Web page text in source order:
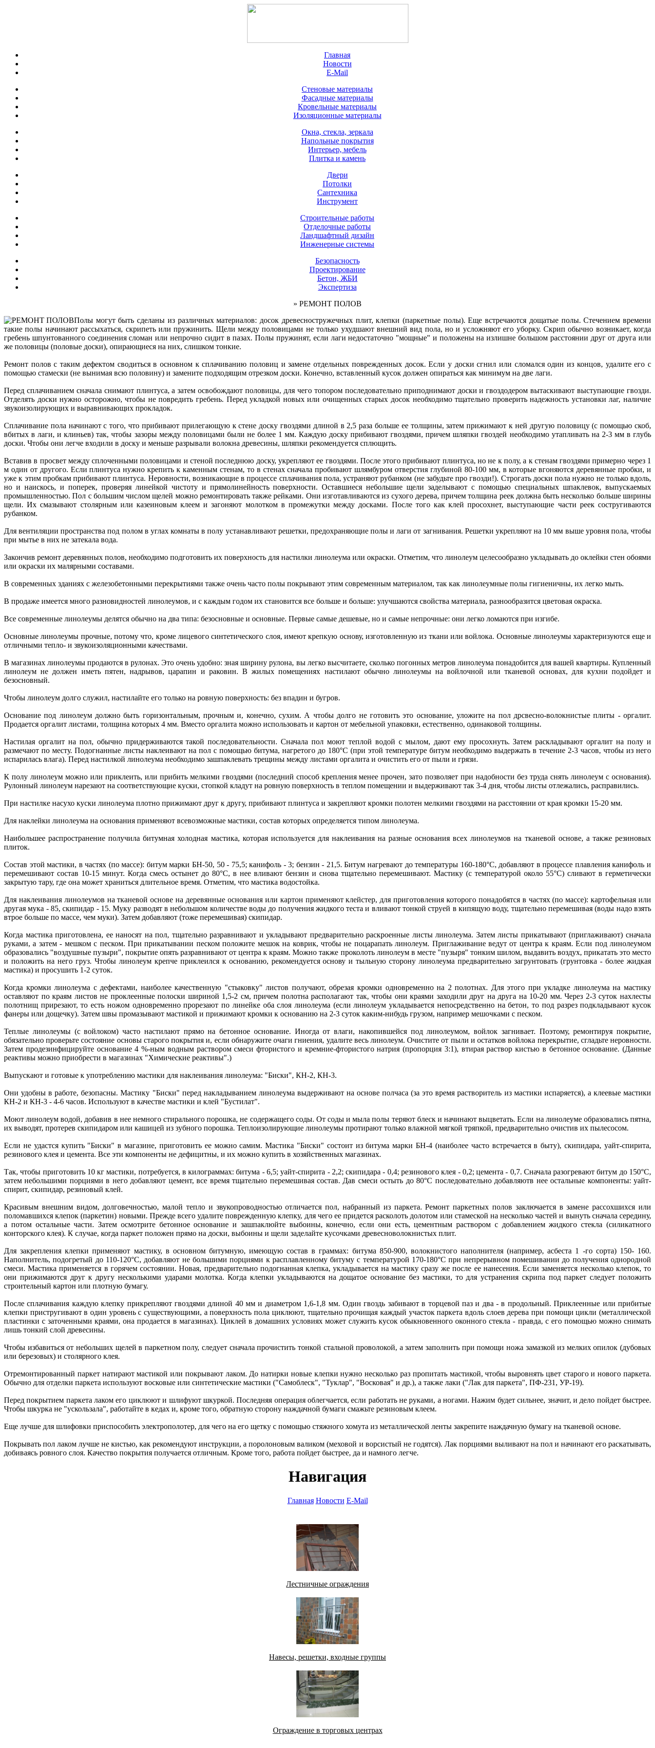
Главная
Новости
E-Mail
Стеновые материалы
Фасадные материалы
Кровельные материалы
Изоляционные материалы
Окна, стекла, зеркала
Напольные покрытия
Интерьер, мебель
Плитка и камень
Двери
Потолки
Сантехника
Инструмент
Строительные работы
Отделочные работы
Ландшафтный дизайн
Инженерные системы
Безопасность
Проектирование
Бетон, ЖБИ
Экспертиза
» РЕМОНТ ПОЛОВ
Полы могут быть сделаны из различных материалов: досок древесностружечных плит, клепки (паркетные полы). Еще встречаются дощатые полы. Стечением времени
такие полы начинают рассыхаться, скрипеть или пружинить. Щели между половицами не только ухудшают внешний вид пола, но и усложняют его уборку. Скрип обычно возникает, когда
гребень шпунтованного соединения сломан или непрочно сидит в пазах. Полы пружинят, если лаги недостаточно "мощные" и положены на излишне большом расстоянии друг от друга или
же половицы (половые доски), опирающиеся на них, слишком тонкие.
Ремонт полов с таким дефектом сводиться в основном к сплачиванию половиц и замене отдельных поврежденных досок. Если у доски сгнил или сломался один из концов, удалите его с
помощью стамески (не вынимая всю половину) и замените подходящим отрезком доски. Конечно, вставленный кусок должен опираться как минимум на две лаги.
Перед сплачиванием сначала снимают плинтуса, а затем освобождают половицы, для чего топором последовательно приподнимают доски и гвоздодером вытаскивают выступающие гвозди.
Отделять доски нужно осторожно, чтобы не повредить гребень. Перед укладкой новых или очищенных старых досок необходимо тщательно проверить надежность установки лаг, наличие
звукоизолирующих и выравнивающих прокладок.
Сплачивание пола начинают с того, что прибивают прилегающую к стене доску гвоздями длиной в 2,5 раза больше ее толщины, затем прижимают к ней другую половицу (с помощью скоб,
вбитых в лаги, и клиньев) так, чтобы зазоры между половицами были не более 1 мм. Каждую доску прибивают гвоздями, причем шляпки гвоздей необходимо утапливать на 2-3 мм в глубь
доски. Чтобы они легче входили в доску и меньше разрывали волокна древесины, шляпки рекомендуется сплющить.
Вставив в просвет между сплоченными половицами и стеной последнюю доску, укрепляют ее гвоздями. После этого прибивают плинтуса, но не к полу, а к стенам гвоздями примерно через 1
м один от другого. Если плинтуса нужно крепить к каменным стенам, то в стенах сначала пробивают шлямбуром отверстия глубиной 80-100 мм, в которые вгоняются деревянные пробки, и
уже к этим пробкам прибивают плинтуса. Неровности, возникающие в процессе сплачивания пола, устраняют рубанком (не забудьте про гвозди!). Строгать доски пола нужно не только вдоль,
но и наискось, и поперек, проверяя линейкой чистоту и прямолинейность поверхности. Оставшиеся небольшие щели заделывают с помощью специальных шпаклевок, выпускаемых
промышленностью. Пол с большим числом щелей можно ремонтировать также рейками. Они изготавливаются из сухого дерева, причем толщина реек должна быть несколько больше ширины
щели. Их смазывают столярным или казеиновым клеем и загоняют молотком в промежутки между досками. После того как клей просохнет, выступающие части реек состругиваются
рубанком.
Для вентиляции пространства под полом в углах комнаты в полу устанавливают решетки, предохраняющие полы и лаги от загнивания. Решетки укрепляют на 10 мм выше уровня пола, чтобы
при мытье в них не затекала вода.
Закончив ремонт деревянных полов, необходимо подготовить их поверхность для настилки линолеума или окраски. Отметим, что линолеум целесообразно укладывать до оклейки стен обоями
или окраски их малярными составами.
В современных зданиях с железобетонными перекрытиями также очень часто полы покрывают этим современным материалом, так как линолеумные полы гигиеничны, их легко мыть.
В продаже имеется много разновидностей линолеумов, и с каждым годом их становится все больше и больше: улучшаются свойства материала, разнообразится цветовая окраска.
Все современные линолеумы делятся обычно на два типа: безосновные и основные. Первые самые дешевые, но и самые непрочные: они легко ломаются при изгибе.
Основные линолеумы прочные, потому что, кроме лицевого синтетического слоя, имеют крепкую основу, изготовленную из ткани или войлока. Основные линолеумы характеризуются еще и
отличными тепло- и звукоизоляционными качествами.
В магазинах линолеумы продаются в рулонах. Это очень удобно: зная ширину рулона, вы легко высчитаете, сколько погонных метров линолеума понадобится для вашей квартиры. Купленный
линолеум не должен иметь пятен, надрывов, царапин и раковин. В жилых помещениях настилают обычно линолеумы на войлочной или тканевой основах, для кухни подойдет и
безосновный.
Чтобы линолеум долго служил, настилайте его только на ровную поверхность: без впадин и бугров.
Основание под линолеум должно быть горизонтальным, прочным и, конечно, сухим. А чтобы долго не готовить это основание, уложите на пол дрсвесно-волокнистые плиты - оргалит.
Продается оргалит листами, толщина которых 4 мм. Вместо оргалита можно использовать и картон от мебельной упаковки, естественно, одинаковой толщины.
Настилая оргалит на пол, обычно придерживаются такой последовательности. Сначала пол моют теплой водой с мылом, дают ему просохнуть. Затем раскладывают оргалит на полу и
размечают по месту. Подогнанные листы наклеивают на пол с помощью битума, нагретого до 180°С (при этой температуре битум необходимо выдержать в течение 2-3 часов, чтобы из него
испарилась влага). Перед настилкой линолеума необходимо зашпаклевать трещины между листами оргалита и очистить его от пыли и грязи.
К полу линолеум можно или приклеить, или прибить мелкими гвоздями (последний способ крепления менее прочен, зато позволяет при надобности без труда снять линолеум с основания).
Рулонный линолеум нарезают на соответствующие куски, стопкой кладут на ровную поверхность в теплом помещении и выдерживают так 3-4 дня, чтобы листы отлежались, расправились.
При настилке насухо куски линолеума плотно прижимают друг к другу, прибивают плинтуса и закрепляют кромки полотен мелкими гвоздями на расстоянии от края кромки 15-20 мм.
Для наклейки линолеума на основания применяют всевозможные мастики, состав которых определяется типом линолеума.
Наибольшее распространение получила битумная холодная мастика, которая используется для наклеивания на разные основания всех линолеумов на тканевой основе, а также резиновых
плиток.
Состав этой мастики, в частях (по массе): битум марки БН-50, 50 - 75,5; канифоль - 3; бензин - 21,5. Битум нагревают до температуры 160-180°С, добавляют в процессе плавления канифоль и
перемешивают состав 10-15 минут. Когда смесь остынет до 80°С, в нее вливают бензин и снова тщательно перемешивают. Мастику (с температурой около 55°С) сливают в герметически
закрытую тару, где она может храниться длительное время. Отметим, что мастика водостойка.
Для наклеивания линолеумов на тканевой основе на деревянные основания или картон применяют клейстер, для приготовления которого понадобятся в частях (по массе): картофельная или
другая мука - 85, скипидар - 15. Муку разводят в небольшом количестве воды до получения жидкого теста и вливают тонкой струей в кипящую воду, тщательно перемешивая (воды надо взять
втрое больше по массе, чем муки). Затем добавляют (тоже перемешивая) скипидар.
Когда мастика приготовлена, ее наносят на пол, тщательно разравнивают и укладывают предварительно раскроенные листы линолеума. Затем листы прикатывают (приглаживают) сначала
руками, а затем - мешком с песком. При прикатывании песком положите мешок на коврик, чтобы не поцарапать линолеум. Приглаживание ведут от центра к краям. Если под линолеумом
образовались "воздушные пузыри", покрытие опять разравнивают от центра к краям. Можно также проколоть линолеум в месте "пузыря" тонким шилом, выдавить воздух, прикатать это место
и положить на него груз. Чтобы линолеум крепче приклеился к основанию, рекомендуется основу и тыльную сторону линолеума предварительно загрунтовать (грунтовка - более жидкая
мастика) и просушить 1-2 суток.
Когда кромки линолеума с дефектами, наиболее качественную "стыковку" листов получают, обрезая кромки одновременно на 2 полотнах. Для этого при укладке линолеума на мастику
оставляют по краям листов не проклеенные полоски шириной 1,5-2 см, причем полотна располагают так, чтобы они краями заходили друг на друга на 10-20 мм. Через 2-3 суток нахлесты
полотнищ прирезают, то есть ножом одновременно прорезают по линейке оба слоя линолеума (если линолеум укладывается непосредственно на бетон, то под разрез подкладывают кусок
фанеры или дощечку). Затем швы промазывают мастикой и прижимают кромки к основанию на 2-3 суток каким-нибудь грузом, например мешочками с песком.
Теплые линолеумы (с войлоком) часто настилают прямо на бетонное основание. Иногда от влаги, накопившейся под линолеумом, войлок загнивает. Поэтому, ремонтируя покрытие,
обязательно проверьте состояние основы старого покрытия и, если обнаружите очаги гниения, удалите весь линолеум. Очистите от пыли и остатков войлока перекрытие, сгладьте неровности.
Затем продезинфицируйте основание 4 %-ным водным раствором смеси фтористого и кремние-фтористого натрия (пропорция 3:1), втирая раствор кистью в бетонное основание. (Данные
реактивы можно приобрести в магазинах "Химические реактивы".)
Выпускают и готовые к употреблению мастики для наклеивания линолеума: "Биски", КН-2, КН-3.
Они удобны в работе, безопасны. Мастику "Биски" перед накладыванием линолеума выдерживают на основе полчаса (за это время растворитель из мастики испаряется), а клеевые мастики
КН-2 и КН-3 - 4-6 часов. Используют в качестве мастики и клей "Бустилат".
Моют линолеум водой, добавив в нее немного стирального порошка, не содержащего соды. От соды и мыла полы теряют блеск и начинают выцветать. Если на линолеуме образовались пятна,
их выводят, протерев скипидаром или кашицей из зубного порошка. Теплоизолирующие линолеумы протирают только влажной мягкой тряпкой, предварительно очистив их пылесосом.
Если не удастся купить "Биски" в магазине, приготовить ее можно самим. Мастика "Биски" состоит из битума марки БН-4 (наиболее часто встречается в быту), скипидара, уайт-спирита,
резинового клея и цемента. Все эти компоненты не дефицитны, и их можно купить в хозяйственных магазинах.
Так, чтобы приготовить 10 кг мастики, потребуется, в килограммах: битума - 6,5; уайт-спирита - 2,2; скипидара - 0,4; резинового клея - 0,2; цемента - 0,7. Сначала разогревают битум до 150°С,
затем небольшими порциями в него добавляют цемент, все время тщательно перемешивая состав. Дав смеси остыть до 80°С последовательно добавляютв нее остальные компоненты: уайт-
спирит, скипидар, резиновый клей.
Красивым внешним видом, долговечностью, малой тепло и звукопроводностью отличается пол, набранный из паркета. Ремонт паркетных полов заключается в замене рассохшихся или
поломавшихся клепок (паркетин) новыми. Прежде всего удалите поврежденную клепку, для чего ее придется расколоть долотом или стамеской на несколько частей и вынуть сначала середину,
а потом остальные части. Затем осмотрите бетонное основание и зашпаклюйте выбоины, конечно, если они есть, цементным раствором с добавлением жидкого стекла (силикатного
конторского клея). К случае, когда паркет положен прямо на доски, выбоины и щели заделайте кусочками древесноволокнистых плит.
Для закрепления клепки применяют мастику, в основном битумную, имеющую состав в граммах: битума 850-900, волокнистого наполнителя (например, асбеста 1 -го copтa) 150- 160.
Наполнитель, подогретый до 110-120°С, добавляют не большими порциями к расплавленному битуму с температурой 170-180°С при непрерывном помешивании до получения однородной
смеси. Мастика применяется в горячем состоянии. Новая, предварительно подогнанная клепка, укладывается на мастику сразу же после ее нанесения. Если заменяется несколько клепок, то
они прижимаются друг к другу несколькими ударами молотка. Когда клепки укладываются на дощатое основание без мастики, то для устранения скрипа под паркет следует положить
строительный картон или плотную бумагу.
После сплачивания каждую клепку прикрепляют гвоздями длиной 40 мм и диаметром 1,6-1,8 мм. Один гвоздь забивают в торцевой паз и два - в продольный. Приклеенные или прибитые
клепки пристругивают в один уровень с существующими, а поверхность пола циклюют, тщательно прочищая каждый участок паркета вдоль слоев дерева при помощи цикли (металлической
пластинки с заточенными краями, она продается в магазинах). Циклей в домашних условиях может служить кусок обыкновенного оконного стекла - правда, с его помощью можно снимать
лишь тонкий слой древесины.
Чтобы избавиться от небольших щелей в паркетном полу, следует сначала прочистить тонкой стальной проволокой, а затем заполнить при помощи ножа замазкой из мелких опилок (дубовых
или березовых) и столярного клея.
Отремонтированный паркет натирают мастикой или покрывают лаком. До натирки новые клепки нужно несколько раз пропитать мастикой, чтобы выровнять цвет старого и нового паркета.
Обычно для отделки паркета используют восковые или синтетические мастики ("Самоблеск", "Туклар", "Восковая" и др.), а также лаки ("Лак для паркета", ПФ-231, УР-19).
Перед покрытием паркета лаком его циклюют и шлифуют шкуркой. Последняя операция облегчается, если работать не руками, а ногами. Нажим будет сильнее, значит, и дело пойдет быстрее.
Чтобы шкурка не "ускользала", работайте в кедах и, кроме того, обратную сторону наждачной бумаги смажьте резиновым клеем.
Еще лучше для шлифовки приспособить электрополотер, для чего на его щетку с помощью стяжного хомута из металлической ленты закрепите наждачную бумагу на тканевой основе.
Покрывать пол лаком лучше не кистью, как рекомендуют инструкции, а поролоновым валиком (меховой и ворсистый не годятся). Лак порциями выливают на пол и начинают его раскатывать,
добиваясь ровного слоя. Качество покрытия получается отличным. Кроме того, работа пойдет быстрее, да и намного легче.
Навигация
Главная Новости E-Mail
Лестничные ограждения
Навесы, решетки, входные группы
Ограждение в торговых центрах